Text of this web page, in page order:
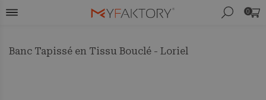
0
Banc Tapissé en Tissu Bouclé - Loriel